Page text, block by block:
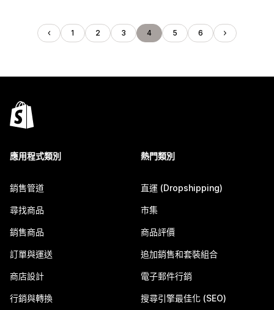
1 2 3 4 5 6
應用程式類別
銷售管道
尋找商品
銷售商品
訂單與運送
商店設計
行銷與轉換
熱門類別
直運 (Dropshipping)
市集
商品評價
追加銷售和套裝組合
電子郵件行銷
搜尋引擎最佳化 (SEO)